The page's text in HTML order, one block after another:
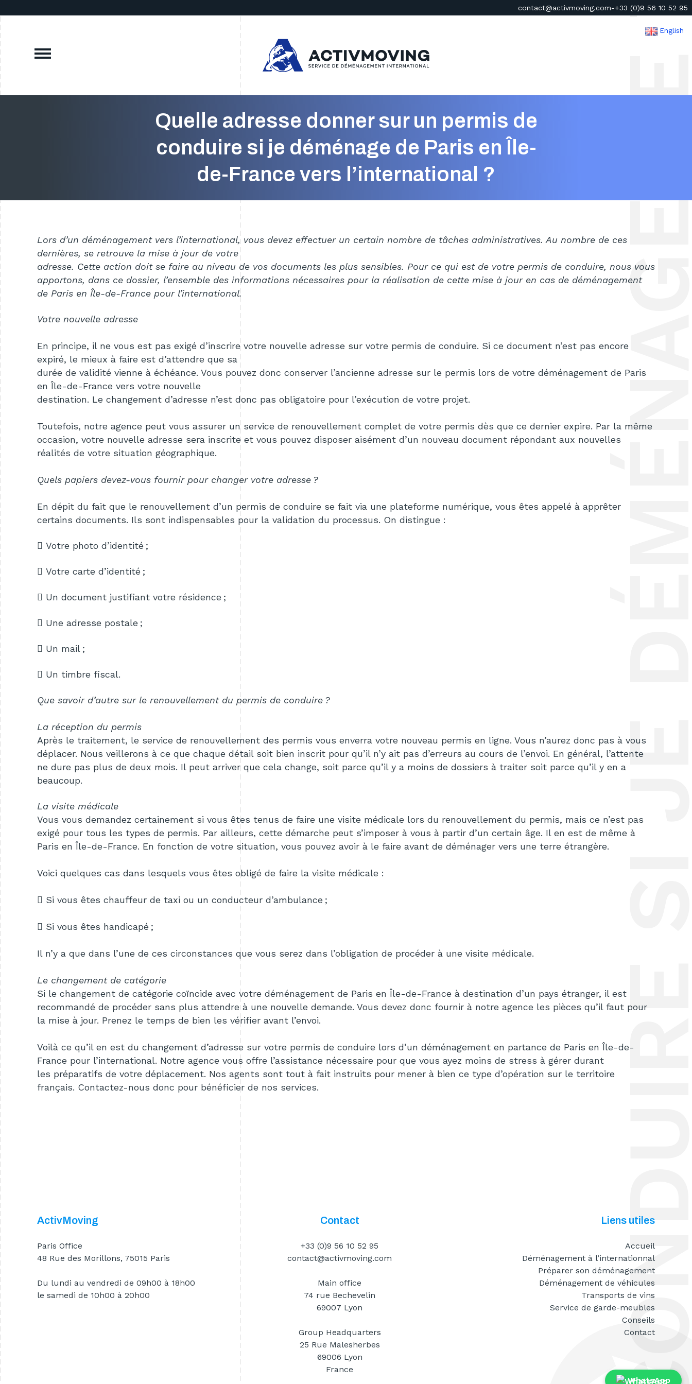
contact@activmoving.com-+33 (0)9 56 10 52 95
English
Quelle adresse donner sur un permis de
conduire si je déménage de Paris en Île-
de-France vers l’international ?
Lors d’un déménagement vers l’international, vous devez effectuer un certain nombre de tâches administratives. Au nombre de ces
dernières, se retrouve la mise à jour de votre
adresse. Cette action doit se faire au niveau de vos documents les plus sensibles. Pour ce qui est de votre permis de conduire, nous vous
apportons, dans ce dossier, l’ensemble des informations nécessaires pour la réalisation de cette mise à jour en cas de déménagement
de Paris en Île-de-France pour l’international.
Votre nouvelle adresse
En principe, il ne vous est pas exigé d’inscrire votre nouvelle adresse sur votre permis de conduire. Si ce document n’est pas encore
expiré, le mieux à faire est d’attendre que sa
durée de validité vienne à échéance. Vous pouvez donc conserver l’ancienne adresse sur le permis lors de votre déménagement de Paris
en Île-de-France vers votre nouvelle
destination. Le changement d’adresse n’est donc pas obligatoire pour l’exécution de votre projet.
Toutefois, notre agence peut vous assurer un service de renouvellement complet de votre permis dès que ce dernier expire. Par la même
occasion, votre nouvelle adresse sera inscrite et vous pouvez disposer aisément d’un nouveau document répondant aux nouvelles
réalités de votre situation géographique.
Quels papiers devez-vous fournir pour changer votre adresse ?
En dépit du fait que le renouvellement d’un permis de conduire se fait via une plateforme numérique, vous êtes appelé à apprêter
certains documents. Ils sont indispensables pour la validation du processus. On distingue :
 Votre photo d’identité ;
 Votre carte d’identité ;
 Un document justifiant votre résidence ;
 Une adresse postale ;
 Un mail ;
 Un timbre fiscal.
Que savoir d’autre sur le renouvellement du permis de conduire ?
La réception du permis
Après le traitement, le service de renouvellement des permis vous enverra votre nouveau permis en ligne. Vous n’aurez donc pas à vous
déplacer. Nous veillerons à ce que chaque détail soit bien inscrit pour qu’il n’y ait pas d’erreurs au cours de l’envoi. En général, l’attente
ne dure pas plus de deux mois. Il peut arriver que cela change, soit parce qu’il y a moins de dossiers à traiter soit parce qu’il y en a
beaucoup.
La visite médicale
Vous vous demandez certainement si vous êtes tenus de faire une visite médicale lors du renouvellement du permis, mais ce n’est pas
exigé pour tous les types de permis. Par ailleurs, cette démarche peut s’imposer à vous à partir d’un certain âge. Il en est de même à
Paris en Île-de-France. En fonction de votre situation, vous pouvez avoir à le faire avant de déménager vers une terre étrangère.
Voici quelques cas dans lesquels vous êtes obligé de faire la visite médicale :
 Si vous êtes chauffeur de taxi ou un conducteur d’ambulance ;
 Si vous êtes handicapé ;
Il n’y a que dans l’une de ces circonstances que vous serez dans l’obligation de procéder à une visite médicale.
Le changement de catégorie
Si le changement de catégorie coïncide avec votre déménagement de Paris en Île-de-France à destination d’un pays étranger, il est
recommandé de procéder sans plus attendre à une nouvelle demande. Vous devez donc fournir à notre agence les pièces qu’il faut pour
la mise à jour. Prenez le temps de bien les vérifier avant l’envoi.
Voilà ce qu’il en est du changement d’adresse sur votre permis de conduire lors d’un déménagement en partance de Paris en Île-de-
France pour l’international. Notre agence vous offre l’assistance nécessaire pour que vous ayez moins de stress à gérer durant
les préparatifs de votre déplacement. Nos agents sont tout à fait instruits pour mener à bien ce type d’opération sur le territoire
français. Contactez-nous donc pour bénéficier de nos services.
ActivMoving
Paris Office
48 Rue des Morillons, 75015 Paris
Du lundi au vendredi de 09h00 à 18h00
le samedi de 10h00 à 20h00
Contact
+33 (0)9 56 10 52 95
contact@activmoving.com
Main office
74 rue Bechevelin
69007 Lyon
Group Headquarters
25 Rue Malesherbes
69006 Lyon
France
Liens utiles
Accueil
Déménagement à l’internationnal
Préparer son déménagement
Déménagement de véhicules
Transports de vins
Service de garde-meubles
Conseils
Contact
WhatsApp